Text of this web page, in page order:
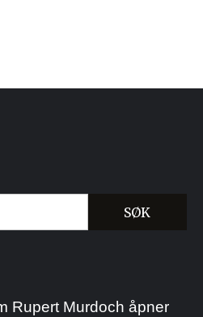
Rupert Murdoch åpner